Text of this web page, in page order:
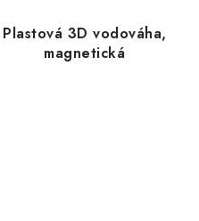
Plastová 3D vodováha,
magnetická